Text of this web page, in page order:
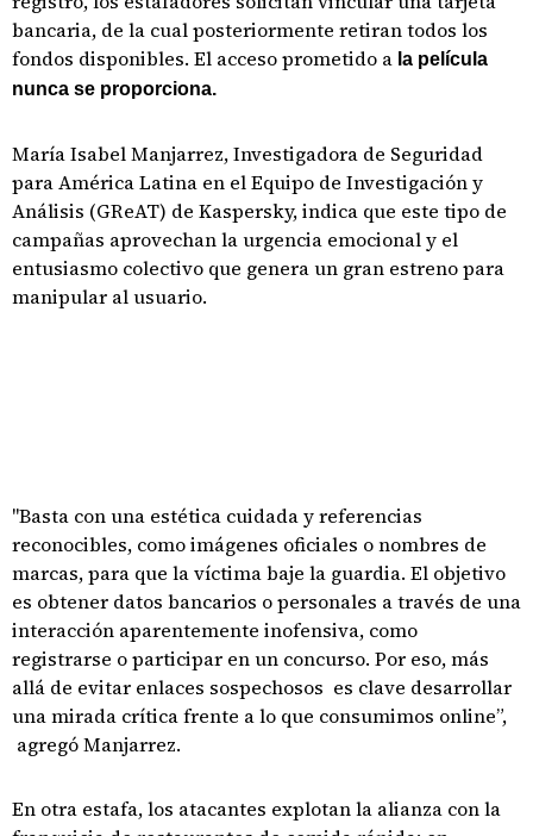
bancaria, de la cual posteriormente retiran todos los
fondos disponibles. El acceso prometido a la película
nunca se proporciona.
María Isabel Manjarrez, Investigadora de Seguridad
para América Latina en el Equipo de Investigación y
Análisis (GReAT) de Kaspersky, indica que este tipo de
campañas aprovechan la urgencia emocional y el
entusiasmo colectivo que genera un gran estreno para
manipular al usuario.
"Basta con una estética cuidada y referencias
reconocibles, como imágenes oficiales o nombres de
marcas, para que la víctima baje la guardia. El objetivo
es obtener datos bancarios o personales a través de una
interacción aparentemente inofensiva, como
registrarse o participar en un concurso. Por eso, más
allá de evitar enlaces sospechosos es clave desarrollar
una mirada crítica frente a lo que consumimos online”,
agregó Manjarrez.
En otra estafa, los atacantes explotan la alianza con la